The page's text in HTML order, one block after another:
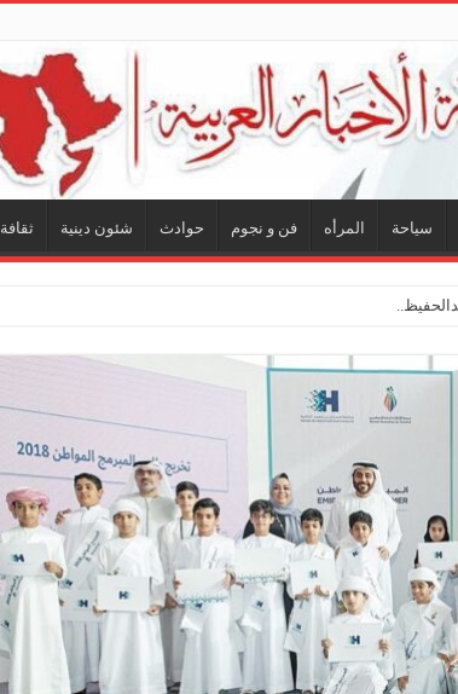
سياحة المرأه فن و نجوم حوادث شئون دينية ثقافة
شراكة فنية ترسم